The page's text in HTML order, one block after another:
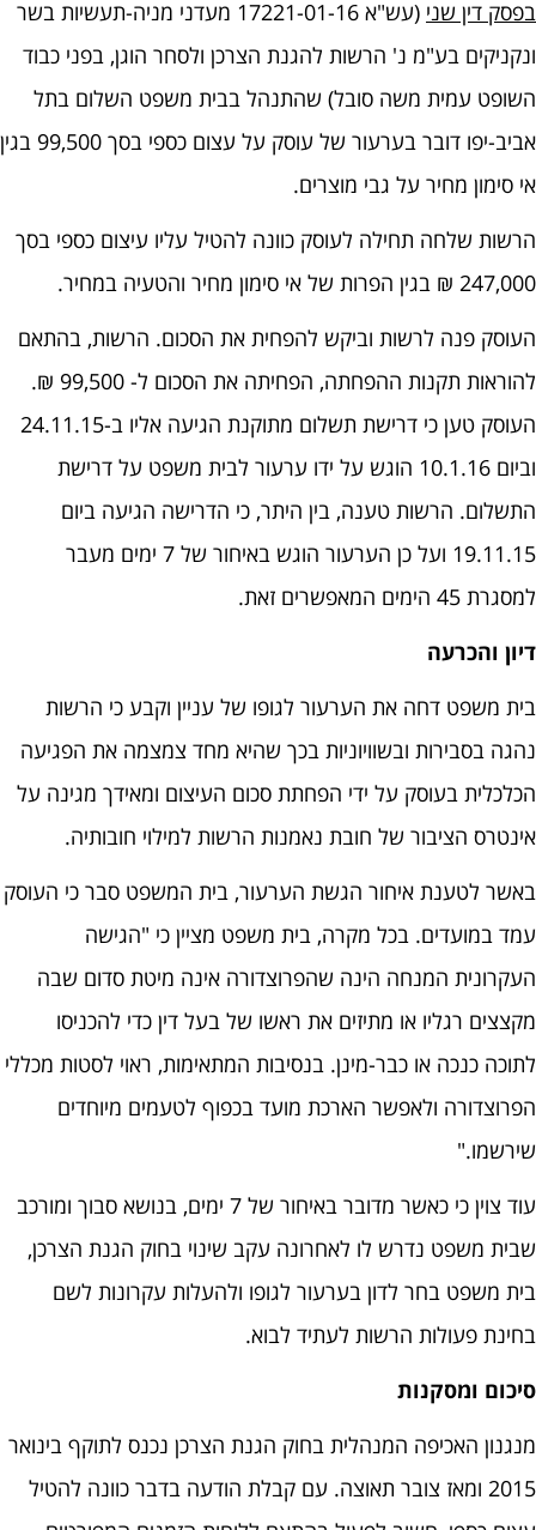
בפסק דין שני
(עש"א 17221-01-16 מעדני מניה-תעשיות בשר
ונקניקים בע"מ נ' הרשות להגנת הצרכן ולסחר הוגן, בפני כבוד
השופט עמית משה סובל) שהתנהל בבית משפט השלום בתל
אביב-יפו דובר בערעור של עוסק על עצום כספי בסך 99,500 בגין
אי סימון מחיר על גבי מוצרים.
הרשות שלחה תחילה לעוסק כוונה להטיל עליו עיצום כספי בסך
247,000 ₪ בגין הפרות של אי סימון מחיר והטעיה במחיר.
העוסק פנה לרשות וביקש להפחית את הסכום. הרשות, בהתאם
להוראות תקנות ההפחתה, הפחיתה את הסכום ל- 99,500 ₪.
העוסק טען כי דרישת תשלום מתוקנת הגיעה אליו ב-24.11.15
וביום 10.1.16 הוגש על ידו ערעור לבית משפט על דרישת
התשלום. הרשות טענה, בין היתר, כי הדרישה הגיעה ביום
19.11.15 ועל כן הערעור הוגש באיחור של 7 ימים מעבר
למסגרת 45 הימים המאפשרים זאת.
דיון והכרעה
בית משפט דחה את הערעור לגופו של עניין וקבע כי הרשות
נהגה בסבירות ובשוויוניות בכך שהיא מחד צמצמה את הפגיעה
הכלכלית בעוסק על ידי הפחתת סכום העיצום ומאידך מגינה על
אינטרס הציבור של חובת נאמנות הרשות למילוי חובותיה.
באשר לטענת איחור הגשת הערעור, בית המשפט סבר כי העוסק
עמד במועדים. בכל מקרה, בית משפט מציין כי "הגישה
העקרונית המנחה הינה שהפרוצדורה אינה מיטת סדום שבה
מקצצים רגליו או מתיזים את ראשו של בעל דין כדי להכניסו
לתוכה כנכה או כבר-מינן. בנסיבות המתאימות, ראוי לסטות מכללי
הפרוצדורה ולאפשר הארכת מועד בכפוף לטעמים מיוחדים
שירשמו."
עוד צוין כי כאשר מדובר באיחור של 7 ימים, בנושא סבוך ומורכב
שבית משפט נדרש לו לאחרונה עקב שינוי בחוק הגנת הצרכן,
בית משפט בחר לדון בערעור לגופו ולהעלות עקרונות לשם
בחינת פעולות הרשות לעתיד לבוא.
סיכום ומסקנות
מנגנון האכיפה המנהלית בחוק הגנת הצרכן נכנס לתוקף בינואר
2015 ומאז צובר תאוצה. עם קבלת הודעה בדבר כוונה להטיל